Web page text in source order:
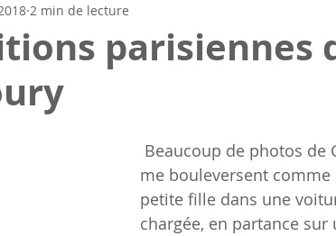
parisiennes
2 min de lecture
me bouleversent comme
petite fille dans une
chargée, en partance sur